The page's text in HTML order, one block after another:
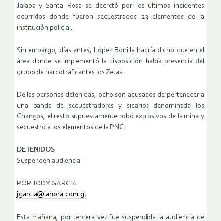
Jalapa y Santa Rosa se decretó por los últimos incidentes
ocurridos donde fueron secuestrados 23 elementos de la
institución policial.
Sin embargo, días antes, López Bonilla habría dicho que en el
área donde se implementó la disposición había presencia del
grupo de narcotraficantes los Zetas.
De las personas detenidas, ocho son acusados de pertenecer a
una banda de secuestradores y sicarios denominada los
Changos, el resto supuestamente robó explosivos de la mina y
secuestró a los elementos de la PNC.
DETENIDOS
Suspenden audiencia
POR JODY GARCIA
jgarcia@lahora.com.gt
Esta mañana, por tercera vez fue suspendida la audiencia de